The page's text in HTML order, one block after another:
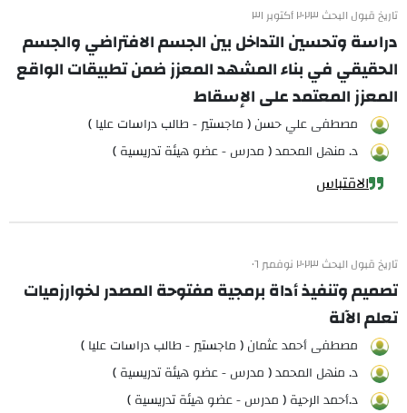
تاريخ قبول البحث ٢٠٢٣ أكتوبر ٣١
دراسة وتحسين التداخل بين الجسم الافتراضي والجسم
الحقيقي في بناء المشهد المعزز ضمن تطبيقات الواقع
المعزز المعتمد على الإسقاط
مصطفى علي حسن ( ماجستير - طالب دراسات عليا )
د. منهل المحمد ( مدرس - عضو هيئة تدريسية )
الاقتباس
تاريخ قبول البحث ٢٠٢٣ نوفمبر ٠٦
تصميم وتنفيذ أداة برمجية مفتوحة المصدر لخوارزميات
تعلم الآلة
مصطفى أحمد عثمان ( ماجستير - طالب دراسات عليا )
د. منهل المحمد ( مدرس - عضو هيئة تدريسية )
د.أحمد الرحية ( مدرس - عضو هيئة تدريسية )